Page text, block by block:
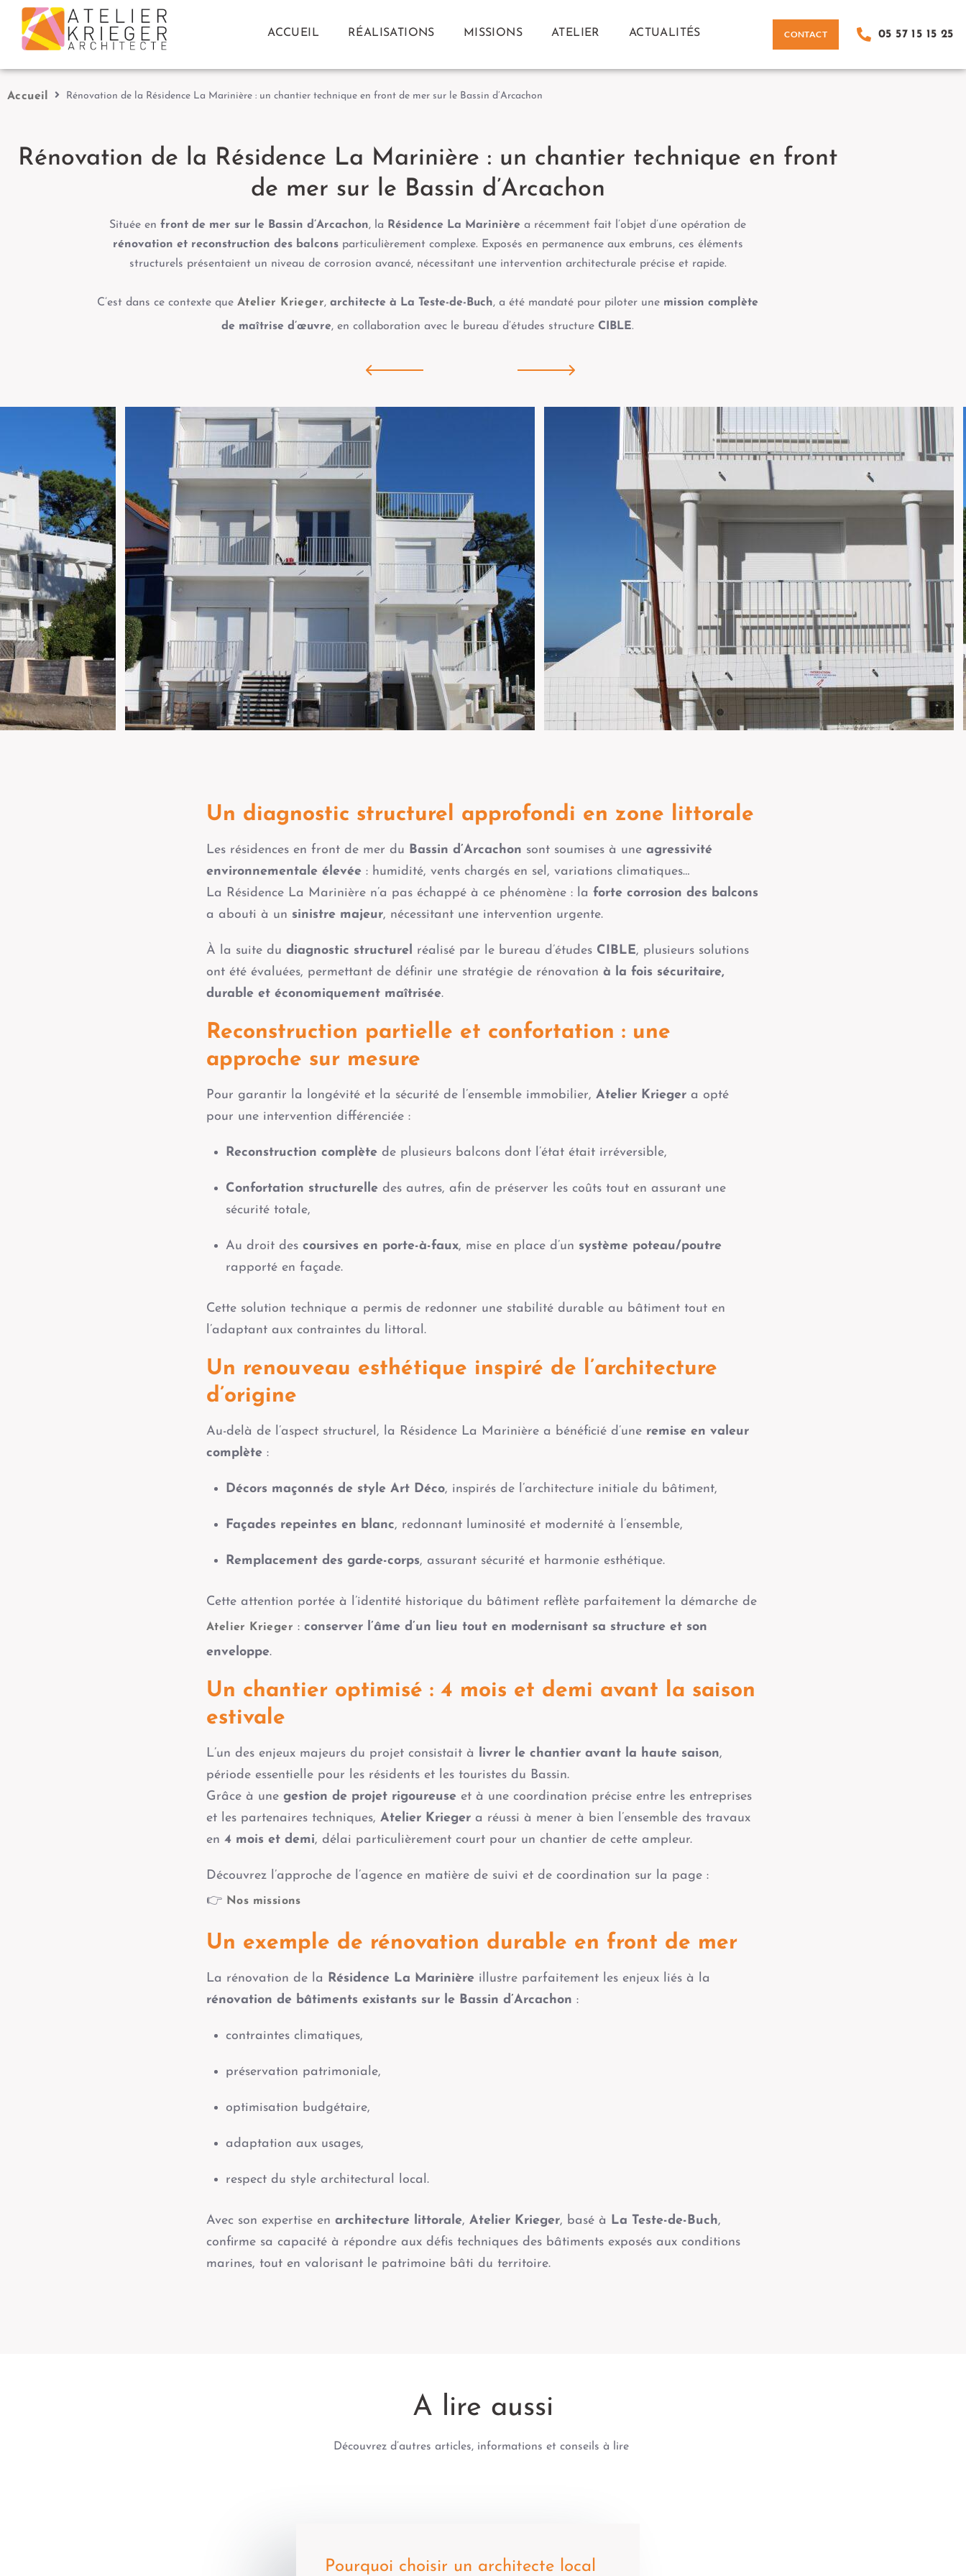
ACCUEIL RÉALISATIONS MISSIONS ATELIER ACTUALITÉS CONTACT 05 57 15 15 25
Accueil Rénovation de la Résidence La Marinière : un chantier technique en front de mer sur le Bassin d’Arcachon
Rénovation de la Résidence La Marinière : un chantier technique en front
de mer sur le Bassin d’Arcachon
Située en front de mer sur le Bassin d’Arcachon, la Résidence La Marinière a récemment fait l’objet d’une opération de
rénovation et reconstruction des balconsparticulièrement complexe. Exposés en permanence aux embruns, ces éléments
structurels présentaient un niveau de corrosion avancé, nécessitant une intervention architecturale précise et rapide.
C’est dans ce contexte que Atelier Krieger, architecte à La Teste-de-Buch, a été mandaté pour piloter une mission complète
de maîtrise d’œuvre, en collaboration avec le bureau d’études structure CIBLE.
Un diagnostic structurel approfondi en zone littorale
Les résidences en front de mer du Bassin d’Arcachon sont soumises à une agressivité
environnementale élevée : humidité, vents chargés en sel, variations climatiques…
La Résidence La Marinière n’a pas échappé à ce phénomène : la forte corrosion des balcons
a abouti à un sinistre majeur, nécessitant une intervention urgente.
À la suite du diagnostic structurel réalisé par le bureau d’études CIBLE, plusieurs solutions
ont été évaluées, permettant de définir une stratégie de rénovation à la fois sécuritaire,
durable et économiquement maîtrisée.
Reconstruction partielle et confortation : une
approche sur mesure
Pour garantir la longévité et la sécurité de l’ensemble immobilier, Atelier Krieger a opté
pour une intervention différenciée :
Reconstruction complète de plusieurs balcons dont l’état était irréversible,
Confortation structurelle des autres, afin de préserver les coûts tout en assurant une
sécurité totale,
Au droit des coursives en porte-à-faux, mise en place d’un système poteau/poutre
rapporté en façade.
Cette solution technique a permis de redonner une stabilité durable au bâtiment tout en
l’adaptant aux contraintes du littoral.
Un renouveau esthétique inspiré de l’architecture
d’origine
Au-delà de l’aspect structurel, la Résidence La Marinière a bénéficié d’une remise en valeur
complète :
Décors maçonnés de style Art Déco, inspirés de l’architecture initiale du bâtiment,
Façades repeintes en blanc, redonnant luminosité et modernité à l’ensemble,
Remplacement des garde-corps, assurant sécurité et harmonie esthétique.
Cette attention portée à l’identité historique du bâtiment reflète parfaitement la démarche de
Atelier Krieger : conserver l’âme d’un lieu tout en modernisant sa structure et son
enveloppe.
Un chantier optimisé : 4 mois et demi avant la saison
estivale
L’un des enjeux majeurs du projet consistait à livrer le chantier avant la haute saison,
période essentielle pour les résidents et les touristes du Bassin.
Grâce à une gestion de projet rigoureuse et à une coordination précise entre les entreprises
et les partenaires techniques, Atelier Krieger a réussi à mener à bien l’ensemble des travaux
en 4 mois et demi, délai particulièrement court pour un chantier de cette ampleur.
Découvrez l’approche de l’agence en matière de suivi et de coordination sur la page :
👉 Nos missions
Un exemple de rénovation durable en front de mer
La rénovation de la Résidence La Marinière illustre parfaitement les enjeux liés à la
rénovation de bâtiments existants sur le Bassin d’Arcachon :
contraintes climatiques,
préservation patrimoniale,
optimisation budgétaire,
adaptation aux usages,
respect du style architectural local.
Avec son expertise en architecture littorale, Atelier Krieger, basé à La Teste-de-Buch,
confirme sa capacité à répondre aux défis techniques des bâtiments exposés aux conditions
marines, tout en valorisant le patrimoine bâti du territoire.
A lire aussi
Découvrez d’autres articles, informations et conseils à lire
Construire une maison écologique